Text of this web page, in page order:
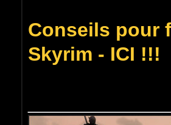
Conseils pour
Skyrim - ICI !!!